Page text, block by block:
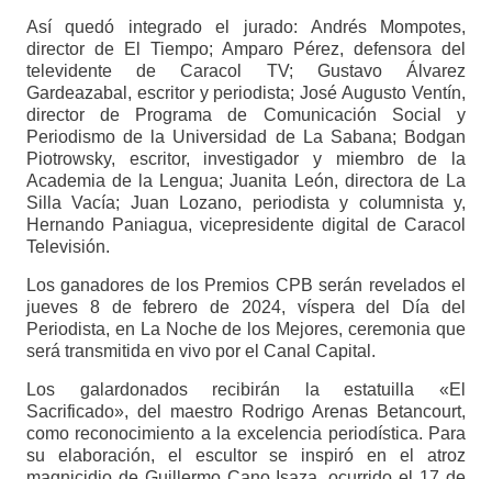
Así quedó integrado el jurado: Andrés Mompotes,
director de El Tiempo; Amparo Pérez, defensora del
televidente de Caracol TV; Gustavo Álvarez
Gardeazabal, escritor y periodista; José Augusto Ventín,
director de Programa de Comunicación Social y
Periodismo de la Universidad de La Sabana; Bodgan
Piotrowsky, escritor, investigador y miembro de la
Academia de la Lengua; Juanita León, directora de La
Silla Vacía; Juan Lozano, periodista y columnista y,
Hernando Paniagua, vicepresidente digital de Caracol
Televisión.
Los ganadores de los Premios CPB serán revelados el
jueves 8 de febrero de 2024, víspera del Día del
Periodista, en La Noche de los Mejores, ceremonia que
será transmitida en vivo por el Canal Capital.
Los galardonados recibirán la estatuilla «El
Sacrificado», del maestro Rodrigo Arenas Betancourt,
como reconocimiento a la excelencia periodística. Para
su elaboración, el escultor se inspiró en el atroz